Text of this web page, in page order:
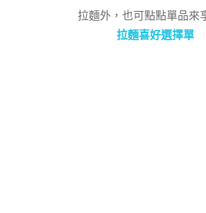
拉麵外，也可點點單品來
拉麵喜好選擇單